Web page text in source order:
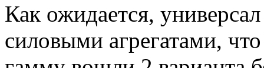
Как ожидается,
силовыми агрегатами,